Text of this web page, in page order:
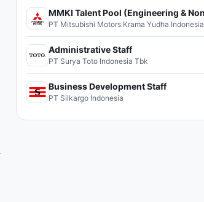
PT Mitsubishi Motors Krama Yudha Indonesia
Administrative Staff
PT Surya Toto Indonesia Tbk
Business Development Staff
PT Silkargo Indonesia